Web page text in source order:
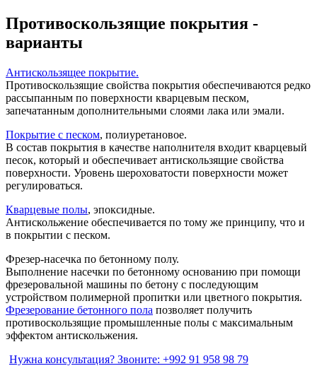
Противоскользящие покрытия -
варианты
Антискользящее покрытие.
Противоскользящие свойства покрытия обеспечиваются редко
рассыпанным по поверхности кварцевым песком,
запечатанным дополнительными слоями лака или эмали.
Покрытие с песком, полиуретановое.
В состав покрытия в качестве наполнителя входит кварцевый
песок, который и обеспечивает антискользящие свойства
поверхности. Уровень шероховатости поверхности может
регулироваться.
Кварцевые полы, эпоксидные.
Антискольжение обеспечивается по тому же принципу, что и
в покрытии с песком.
Фрезер-насечка по бетонному полу.
Выполнение насечки по бетонному основанию при помощи
фрезеровальной машины по бетону с последующим
устройством полимерной пропитки или цветного покрытия.
Фрезерование бетонного пола позволяет получить
противоскользящие промышленные полы с максимальным
эффектом антискольжения.
Нужна консультация? Звоните: +992 91 958 98 79